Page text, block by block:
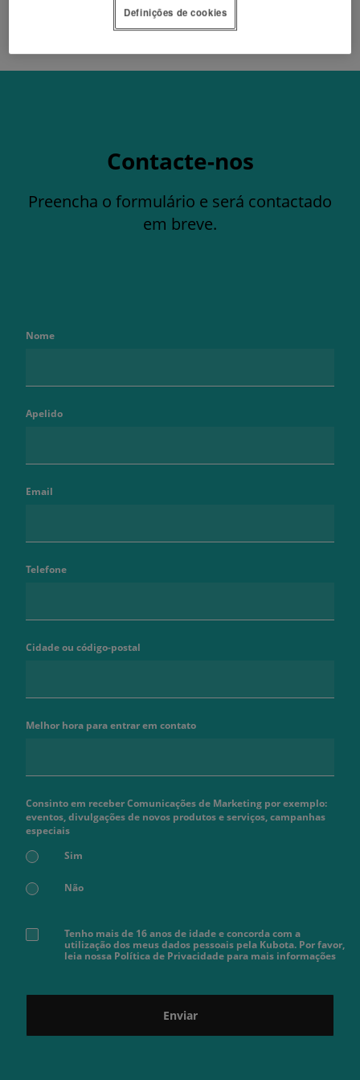
SÉRIE B1 CATÁLOGO
Contacte-nos
Preencha o formulário e será contactado
em breve.
Nome
Apelido
Email
Telefone
Cidade ou código-postal
Melhor hora para entrar em contato
Consinto em receber Comunicações de Marketing por exemplo:
eventos, divulgações de novos produtos e serviços, campanhas
especiais
Sim
Não
Tenho mais de 16 anos de idade e concorda com a
utilização dos meus dados pessoais pela Kubota. Por favor,
leia nossa Política de Privacidade para mais informações
Enviar
Definições de cookies